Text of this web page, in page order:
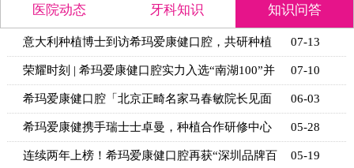
医院动态 牙科知识 知识问答
意大利种植博士到访希玛爱康健口腔，共研种植
技术新思
07-13
荣耀时刻 | 希玛爱康健口腔实力入选“南湖100”并
获官
07-10
希玛爱康健口腔「北京正畸名家马春敏院长见面
日」活动
06-03
希玛爱康健携手瑞士士卓曼，种植合作研修中心
揭牌
05-28
连续两年上榜！希玛爱康健口腔再获“深圳品牌百 05-19